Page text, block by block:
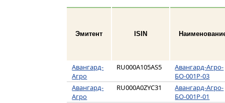
Эмитент ISIN
Авангард-
Агро
RU000A105AS5
Авангард-Агро-
БО-001P-03
Авангард-
Агро
RU000A0ZYC31
Авангард-Агро-
БО-001P-01